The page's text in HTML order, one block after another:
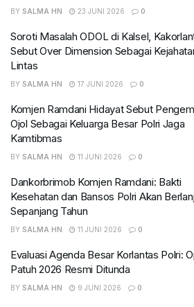
BY SALMA HN 23 JUNI 2026 0
Soroti Masalah ODOL di Kalsel,
Sebut Over Dimension Sebagai
Lintas
BY SALMA HN 17 JUNI 2026 0
Komjen Ramdani Hidayat Sebut
Ojol Sebagai Keluarga Besar Polri Jaga
Kamtibmas
BY SALMA HN 11 JUNI 2026 0
Dankorbrimob Komjen Ramdani: Bakti
Kesehatan dan Bansos Polri Akan
Sepanjang Tahun
BY SALMA HN 11 JUNI 2026 0
Evaluasi Agenda Besar Korlantas Polri:
Patuh 2026 Resmi Ditunda
BY SALMA HN 9 JUNI 2026 0